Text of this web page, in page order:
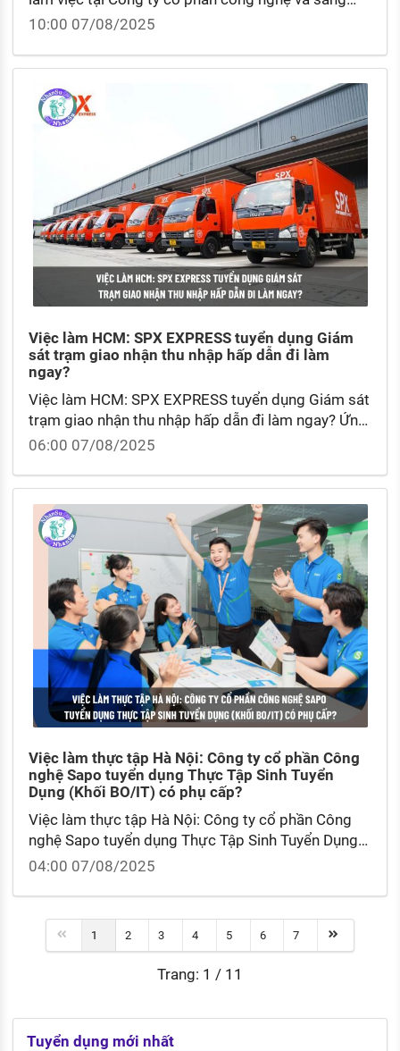
tạo trẻ Teky Holdings? Mức lương cơ bản nhân
10:00 07/08/2025
Việc làm HCM: SPX EXPRESS tuyển dụng Giám
sát trạm giao nhận thu nhập hấp dẫn đi làm
ngay?
Việc làm HCM: SPX EXPRESS tuyển dụng Giám sát
trạm giao nhận thu nhập hấp dẫn đi làm ngay? Ứng
viên ứng tuyển giám sát trạm giao nhận tại SPX
06:00 07/08/2025
Việc làm thực tập Hà Nội: Công ty cổ phần Công
nghệ Sapo tuyển dụng Thực Tập Sinh Tuyển
Dụng (Khối BO/IT) có phụ cấp?
Việc làm thực tập Hà Nội: Công ty cổ phần Công
nghệ Sapo tuyển dụng Thực Tập Sinh Tuyển Dụng
(Khối BO/IT) có phụ cấp? Có nên đi thực tập không
04:00 07/08/2025
1 2 3 4 5 6 7
Trang: 1 / 11
Tuyển dụng mới nhất